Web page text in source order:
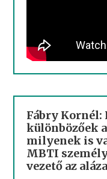
Fábry Kornél:
különbözőek
milyenek is
MBTI
vezető az